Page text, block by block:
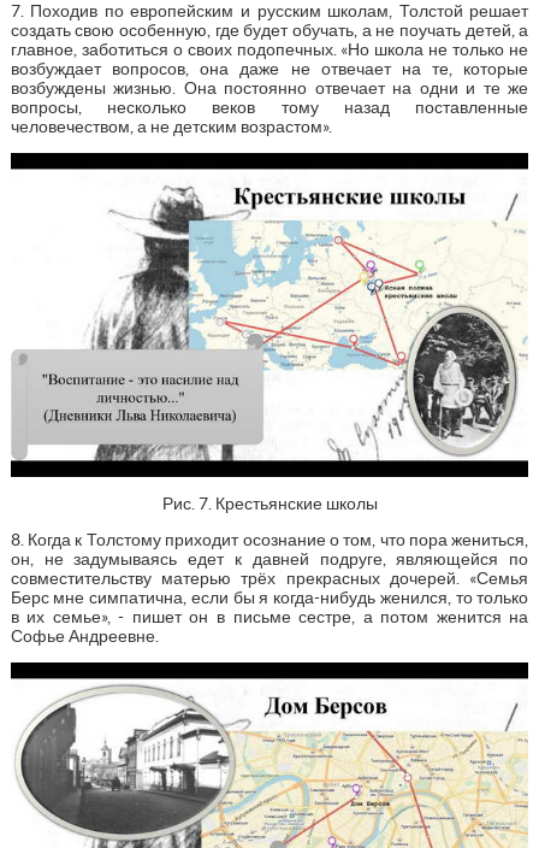
7. Походив по европейским и русским школам, Толстой решает
создать свою особенную, где будет обучать, а не поучать детей, а
главное, заботиться о своих подопечных. «Но школа не только не
возбуждает вопросов, она даже не отвечает на те, которые
возбуждены жизнью. Она постоянно отвечает на одни и те же
вопросы, несколько веков тому назад поставленные
человечеством, а не детским возрастом».
Рис. 7. Крестьянские школы
8. Когда к Толстому приходит осознание о том, что пора жениться,
он, не задумываясь едет к давней подруге, являющейся по
совместительству матерью трёх прекрасных дочерей. «Семья
Берс мне симпатична, если бы я когда-нибудь женился, то только
в их семье», - пишет он в письме сестре, а потом женится на
Софье Андреевне.